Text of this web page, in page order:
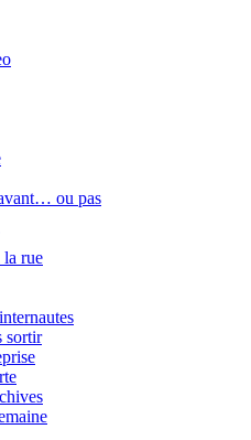
ou pas
la rue
sortir